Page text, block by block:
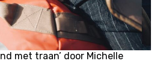
met traan’ door Michelle